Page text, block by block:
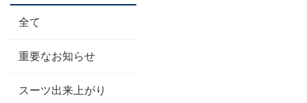
全て
重要なお知らせ
スーツ出来上がり